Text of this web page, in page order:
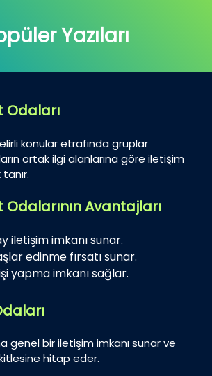
Yazıları
Odaları
konular etrafında gruplar
ortak ilgi alanlarına göre iletişim
Odalarının Avantajları
iletişim imkanı sunar.
edinme fırsatı sunar.
yapma imkanı sağlar.
genel bir iletişim imkanı sunar ve
hitap eder.